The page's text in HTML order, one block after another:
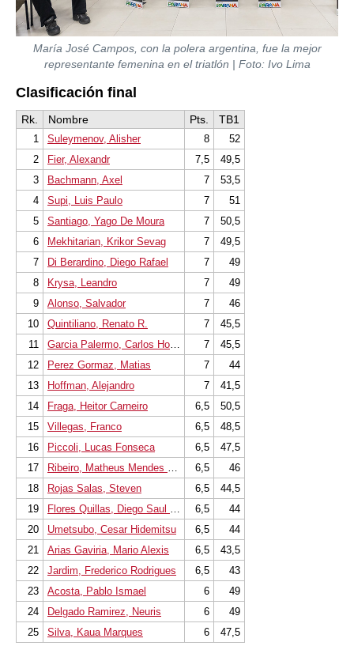
María José Campos, con la polera argentina, fue la mejor
representante femenina en el triatlón | Foto: Ivo Lima
Clasificación final
Rk. Nombre Pts. TB1
1 Suleymenov, Alisher 8
52
2
Fier, Alexandr 7,5
49,5
3
Bachmann, Axel 7
53,5
4
Supi, Luis Paulo 7
51
5
Santiago, Yago De Moura 7
50,5
6
Mekhitarian, Krikor Sevag 7
49,5
7
Di Berardino, Diego Rafael 7
49
8
Krysa, Leandro 7
49
9
Alonso, Salvador 7
46
10
Quintiliano, Renato R. 7
45,5
11
Garcia Palermo, Carlos Horacio 7
45,5
12
Perez Gormaz, Matias 7
44
13
Hoffman, Alejandro 7
41,5
14
Fraga, Heitor Carneiro 6,5
50,5
15
Villegas, Franco 6,5
48,5
16
Piccoli, Lucas Fonseca 6,5
47,5
17
Ribeiro, Matheus Mendes Domingues 6,5
46
18
Rojas Salas, Steven 6,5
44,5
19
Flores Quillas, Diego Saul Rodri 6,5
44
20
Umetsubo, Cesar Hidemitsu 6,5
44
21
Arias Gaviria, Mario Alexis 6,5
43,5
22
Jardim, Frederico Rodrigues 6,5
43
23
Acosta, Pablo Ismael 6
49
24
Delgado Ramirez, Neuris 6
49
25
Silva, Kaua Marques 6 47,5